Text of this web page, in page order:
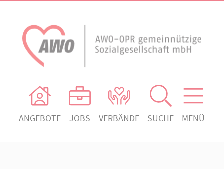
ANGEBOTE JOBS VERBÄNDE SUCHE MENÜ